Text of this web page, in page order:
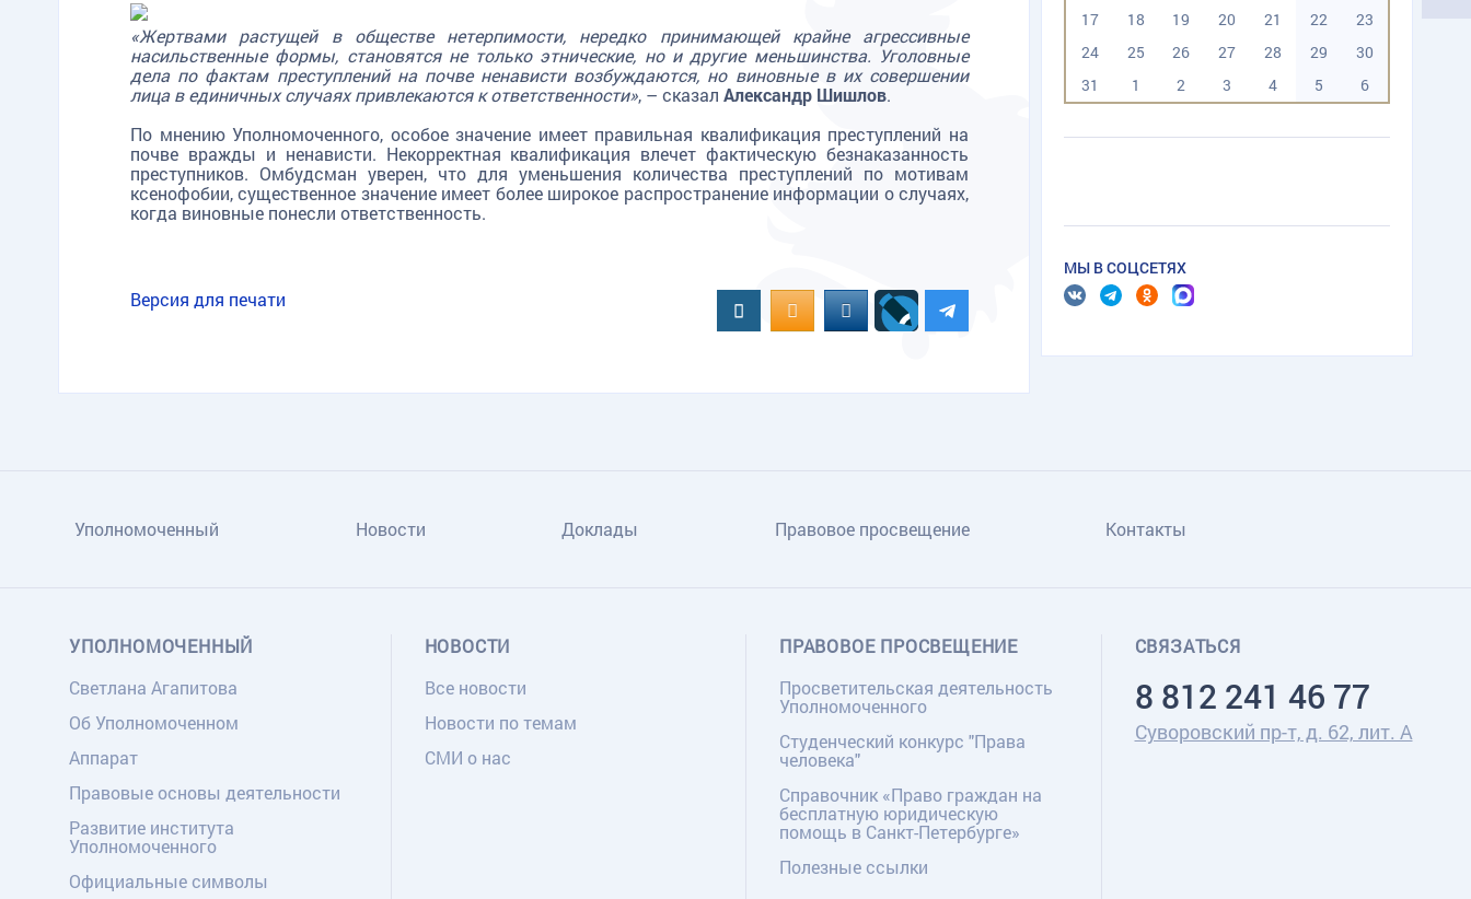
«Жертвами растущей в обществе нетерпимости, нередко принимающей крайне агрессивные
насильственные формы, становятся не только этнические, но и другие меньшинства. Уголовные
дела по фактам преступлений на почве ненависти возбуждаются, но виновные в их совершении
лица в единичных случаях привлекаются к ответственности», – сказал Александр Шишлов.
По мнению Уполномоченного, особое значение имеет правильная квалификация преступлений на
почве вражды и ненависти. Некорректная квалификация влечет фактическую безнаказанность
преступников. Омбудсман уверен, что для уменьшения количества преступлений по мотивам
ксенофобии, существенное значение имеет более широкое распространение информации о случаях,
когда виновные понесли ответственность.
Версия для печати ВконтактеOK.RUMAIL.RU
17
18 19 20 21 22
23
24
25 26 27 28 29
30
31
1 2 3 4 5 6
МЫ В СОЦСЕТЯХ
Уполномоченный Новости Доклады Правовое просвещение Контакты
СВЯЗАТЬСЯ
8 812 241 46 77
Суворовский пр-т, д. 62, лит. А
УПОЛНОМОЧЕННЫЙ
Светлана Агапитова
Об Уполномоченном
Аппарат
Правовые основы деятельности
Развитие института
Уполномоченного
Официальные символы
НОВОСТИ
Все новости
Новости по темам
СМИ о нас
ПРАВОВОЕ ПРОСВЕЩЕНИЕ
Просветительская деятельность
Уполномоченного
Студенческий конкурс "Права
человека"
Справочник «Право граждан на
бесплатную юридическую
помощь в Санкт-Петербурге»
Полезные ссылки